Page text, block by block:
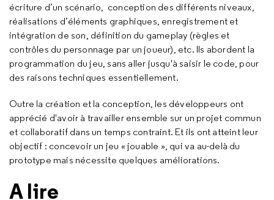
écriture d’un scénario, conception des différents niveaux,
réalisations d’éléments graphiques, enregistrement et
intégration de son, définition du gameplay (règles et
contrôles du personnage par un joueur), etc. Ils abordent la
programmation du jeu, sans aller jusqu'à saisir le code, pour
des raisons techniques essentiellement.
Outre la création et la conception, les développeurs ont
apprécié d'avoir à travailler ensemble sur un projet commun
et collaboratif dans un temps contraint. Et ils ont atteint leur
objectif : concevoir un jeu « jouable », qui va au-delà du
prototype mais nécessite quelques améliorations.
A lire